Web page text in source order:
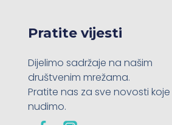
Pratite vijesti
Dijelimo sadržaje na našim
društvenim mrežama.
Pratite nas za sve novosti koje
nudimo.